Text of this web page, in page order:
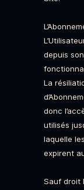
depuis
La
donc
utilisés
laquelle
expirent
Sauf droit